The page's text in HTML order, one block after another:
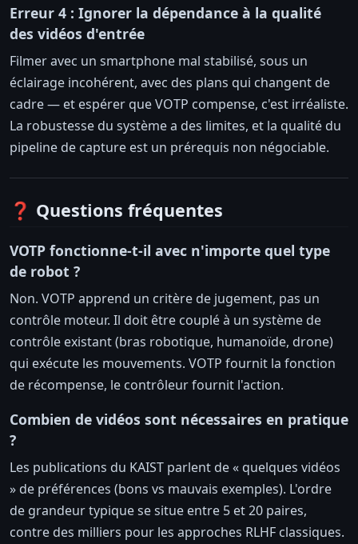
Erreur 4 : Ignorer la dépendance à la qualité
des vidéos d'entrée
Filmer avec un smartphone mal stabilisé, sous un
éclairage incohérent, avec des plans qui changent de
cadre — et espérer que VOTP compense, c'est irréaliste.
La robustesse du système a des limites, et la qualité du
pipeline de capture est un prérequis non négociable.
❓ Questions fréquentes
VOTP fonctionne-t-il avec n'importe quel type
de robot ?
Non. VOTP apprend un critère de jugement, pas un
contrôle moteur. Il doit être couplé à un système de
contrôle existant (bras robotique, humanoïde, drone)
qui exécute les mouvements. VOTP fournit la fonction
de récompense, le contrôleur fournit l'action.
Combien de vidéos sont nécessaires en pratique
?
Les publications du KAIST parlent de « quelques vidéos
» de préférences (bons vs mauvais exemples). L'ordre
de grandeur typique se situe entre 5 et 20 paires,
contre des milliers pour les approches RLHF classiques.